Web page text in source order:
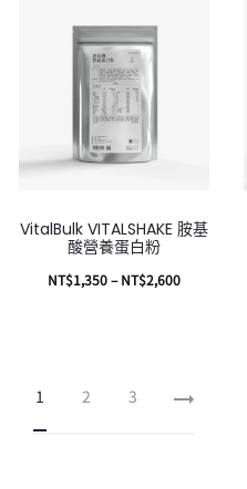
VitalBulk VITALSHAKE 胺基
酸營養蛋白粉
NT$1,350– NT$2,600
1 2 3